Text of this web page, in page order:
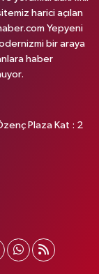
harici açılan
Yepyeni
bir araya
haber
Plaza Kat : 2